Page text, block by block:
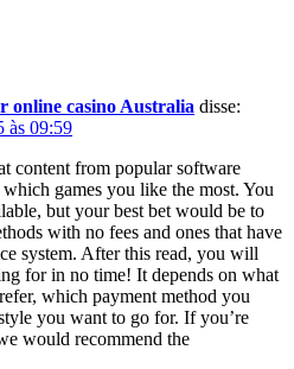
online casino Australia disse:
às 09:59
content from popular software
games you like the most. You
but your best bet would be to
with no fees and ones that have
system. After this read, you will
for in no time! It depends on what
which payment method you
you want to go for. If you’re
would recommend the